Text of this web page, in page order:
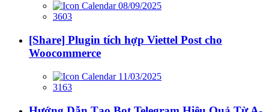
08/09/2025
3603
[Share] Plugin tích hợp Viettel Post cho
Woocommerce
11/03/2025
3163